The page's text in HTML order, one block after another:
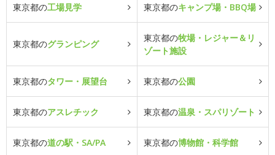
東京都の工場見学 東京都のキャンプ場・BBQ場
東京都のグランピング
東京都の牧場・レジャー＆リ
ゾート施設
東京都のタワー・展望台 東京都の公園
東京都のアスレチック 東京都の温泉・スパリゾート
東京都の道の駅・SA/PA 東京都の博物館・科学館